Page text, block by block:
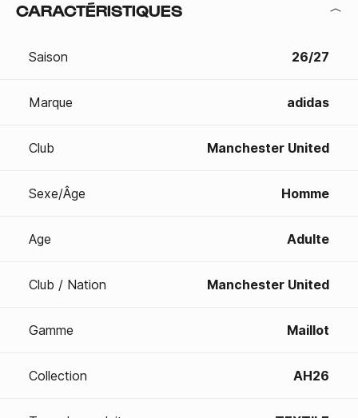
CARACTÉRISTIQUES
Saison 26/27
Marque adidas
Club Manchester United
Sexe/Âge Homme
Age Adulte
Club / Nation Manchester United
Gamme Maillot
Collection AH26